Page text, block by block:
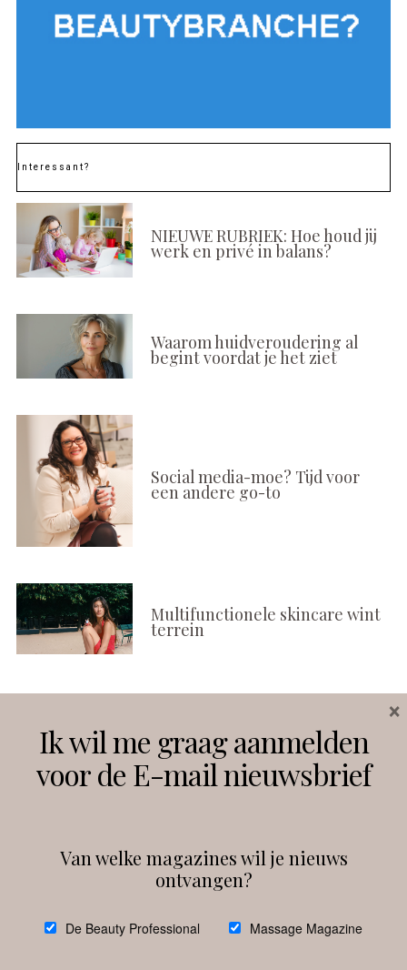
Interessant?
NIEUWE RUBRIEK: Hoe houd jij
werk en privé in balans?
Waarom huidveroudering al
begint voordat je het ziet
Social media-moe? Tijd voor
een andere go-to
Multifunctionele skincare wint
terrein
Instagram Facebook
debeautyprofessional
Ik wil me graag aanmelden
voor de E-mail nieuwsbrief
Van welke magazines wil je nieuws
ontvangen?
De Beauty Professional Massage Magazine
×